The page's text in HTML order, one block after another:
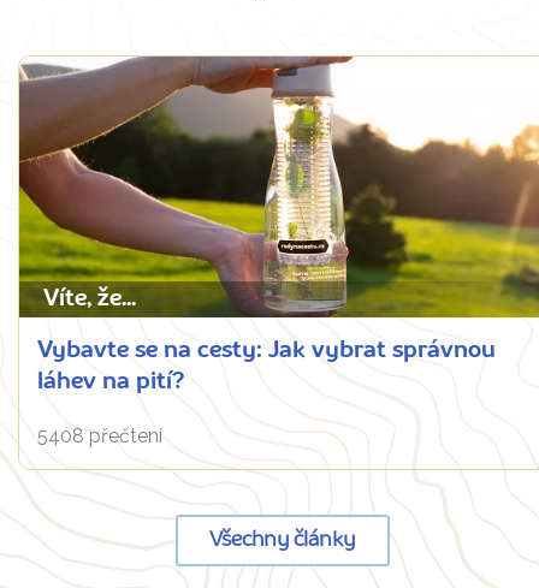
Víte, že...
Vybavte se na cesty: Jak vybrat správnou
láhev na pití?
5408 přečtení
Všechny články